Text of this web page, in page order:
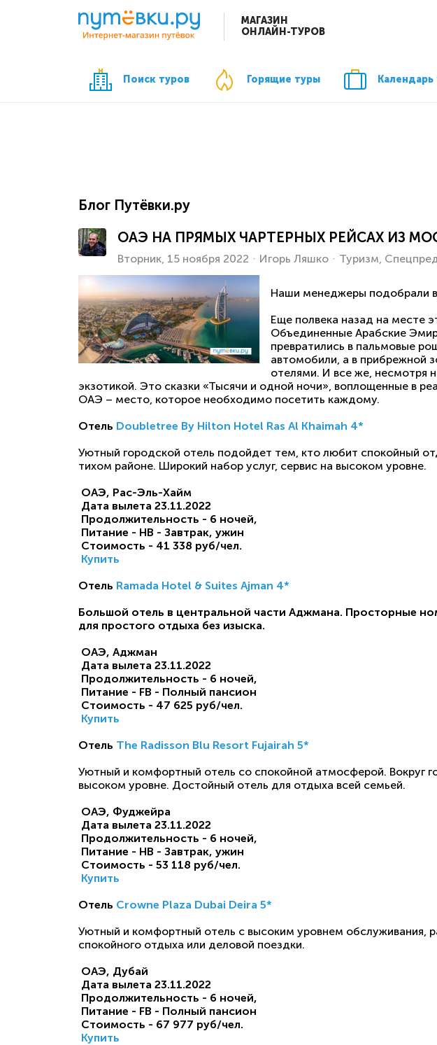
МАГАЗИН
ОНЛАЙН-ТУРОВ
Поиск туров Горящие туры Календарь
Блог Путёвки.ру
ОАЭ НА ПРЯМЫХ ЧАРТЕРНЫХ РЕЙСАХ ИЗ
Вторник, 15 ноября 2022 Игорь Ляшко Туризм
Наши менеджеры подобрали
Еще полвека назад на месте
Объединенные Арабские
превратились в пальмовые
автомобили, а в прибрежной
отелями. И все же, несмотря
экзотикой. Это сказки «Тысячи и одной ночи», воплощенные в
ОАЭ – место, которое необходимо посетить каждому.
Отель Doubletree By Hilton Hotel Ras Al Khaimah 4*
Уютный городской отель подойдет тем, кто любит спокойный
тихом районе. Широкий набор услуг, сервис на высоком уровне.
ОАЭ, Рас-Эль-Хайм
Дата вылета 23.11.2022
Продолжительность - 6 ночей,
Питание - HB - Завтрак, ужин
Стоимость - 41 338 руб/чел.
Купить
Отель Ramada Hotel & Suites Ajman 4*
Большой отель в центральной части Аджмана. Просторные
для простого отдыха без изыска.
ОАЭ, Аджман
Дата вылета 23.11.2022
Продолжительность - 6 ночей,
Питание - FB - Полный пансион
Стоимость - 47 625 руб/чел.
Купить
Отель The Radisson Blu Resort Fujairah 5*
Уютный и комфортный отель со спокойной атмосферой. Вокруг
высоком уровне. Достойный отель для отдыха всей семьей.
ОАЭ, Фуджейра
Дата вылета 23.11.2022
Продолжительность - 6 ночей,
Питание - HB - Завтрак, ужин
Стоимость - 53 118 руб/чел.
Купить
Отель Crowne Plaza Dubai Deira 5*
Уютный и комфортный отель с высоким уровнем обслуживания,
спокойного отдыха или деловой поездки.
ОАЭ, Дубай
Дата вылета 23.11.2022
Продолжительность - 6 ночей,
Питание - FB - Полный пансион
Стоимость - 67 977 руб/чел.
Купить